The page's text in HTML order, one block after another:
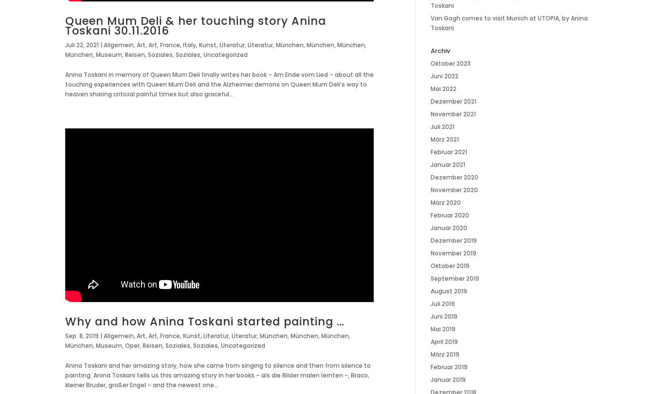
Queen Mum Deli & her touching story Anina
Toskani 30.11.2016
Juli 22, 2021 |Allgemein,Art,Art,France,Italy,Kunst,Literatur,Literatur,München,München,München,
München,Museum,Reisen,Soziales,Soziales,Uncategorized
Anina Toskani in memory of Queen Mum Deli finally writes her book – Am Ende vom Lied – about all the
touching experiences with Queen Mum Deli and the Alzheimer demons on Queen Mum Deli’s way to
heaven sharing criticial painful times but also graceful...
Why and how Anina Toskani started painting …
Sep. 8, 2019 |Allgemein,Art,Art,France,Kunst,Literatur,Literatur,München,München,München,
München,Museum,Oper,Reisen,Soziales,Soziales,Uncategorized
Anina Toskani and her amazing story, how she came from singing to silence and then from silence to
painting. Anina Toskani tells us this amazing story in her books – als die Bilder malen lernten -, Braco,
kleiner Bruder, großer Engel – and the newest one...
Toskani
Van Gogh comes to visit Munich at UTOPIA, by Anina
Toskani
Archiv
Oktober 2023
Juni 2022
Mai 2022
Dezember 2021
November 2021
Juli 2021
März 2021
Februar 2021
Januar 2021
Dezember 2020
November 2020
März 2020
Februar 2020
Januar 2020
Dezember 2019
November 2019
Oktober 2019
September 2019
August 2019
Juli 2019
Juni 2019
Mai 2019
April 2019
März 2019
Februar 2019
Januar 2019
Dezember 2018